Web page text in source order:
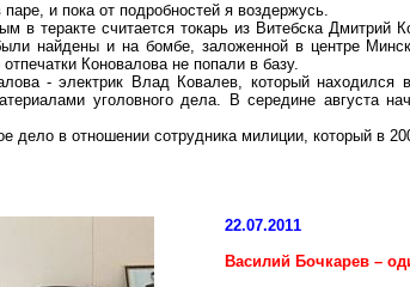
и пока от подробностей я воздержусь.
в теракте считается токарь из Витебска
найдены и на бомбе, заложенной в центре
Коновалова не попали в базу.
- электрик Влад Ковалев, который
уголовного дела. В середине августа
дело в отношении сотрудника милиции, который в
22.07.2011
Василий Бочкарев –